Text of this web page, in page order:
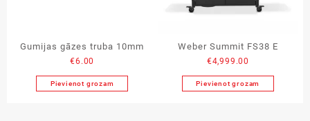
Gumijas gāzes truba 10mm
€6.00
Pievienot grozam
Weber Summit FS38 E
€4,999.00
Pievienot grozam